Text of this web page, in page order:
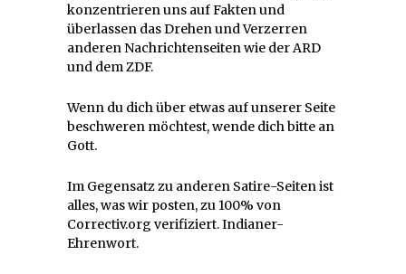
konzentrieren uns auf Fakten und
überlassen das Drehen und Verzerren
anderen Nachrichtenseiten wie der ARD
und dem ZDF.
Wenn du dich über etwas auf unserer Seite
beschweren möchtest, wende dich bitte an
Gott.
Im Gegensatz zu anderen Satire-Seiten ist
alles, was wir posten, zu 100% von
Correctiv.org verifiziert. Indianer-
Ehrenwort.